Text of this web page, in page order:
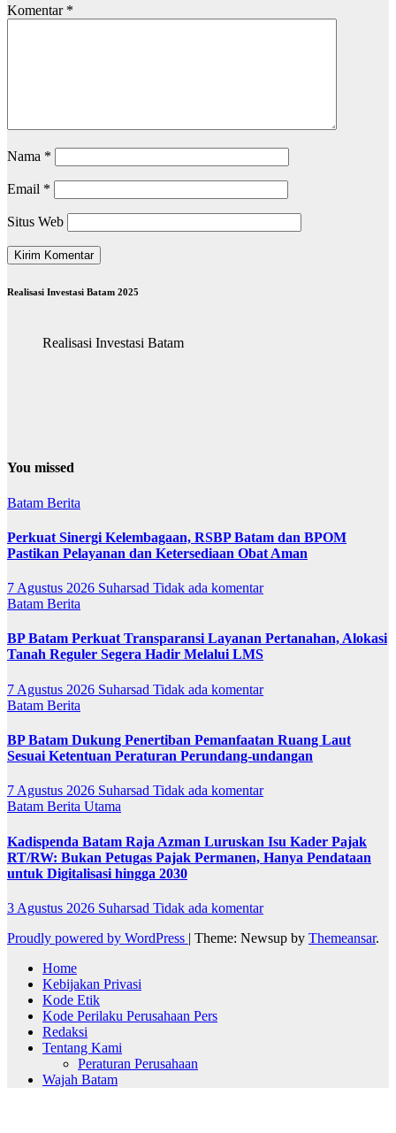
Komentar *
Nama *
Email *
Situs Web
Realisasi Investasi Batam 2025
Realisasi Investasi Batam
You missed
Batam Berita
Perkuat Sinergi Kelembagaan, RSBP Batam dan BPOM
Pastikan Pelayanan dan Ketersediaan Obat Aman
7 Agustus 2026 Suharsad Tidak ada komentar
Batam Berita
BP Batam Perkuat Transparansi Layanan Pertanahan, Alokasi
Tanah Reguler Segera Hadir Melalui LMS
7 Agustus 2026 Suharsad Tidak ada komentar
Batam Berita
BP Batam Dukung Penertiban Pemanfaatan Ruang Laut
Sesuai Ketentuan Peraturan Perundang-undangan
7 Agustus 2026 Suharsad Tidak ada komentar
Batam Berita Utama
Kadispenda Batam Raja Azman Luruskan Isu Kader Pajak
RT/RW: Bukan Petugas Pajak Permanen, Hanya Pendataan
untuk Digitalisasi hingga 2030
3 Agustus 2026 Suharsad Tidak ada komentar
Proudly powered by WordPress | Theme: Newsup by Themeansar.
Home
Kebijakan Privasi
Kode Etik
Kode Perilaku Perusahaan Pers
Redaksi
Tentang Kami
Peraturan Perusahaan
Wajah Batam